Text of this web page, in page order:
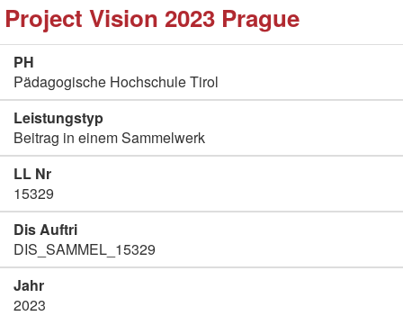
Project Vision 2023 Prague
PH
Pädagogische Hochschule Tirol
Leistungstyp
Beitrag in einem Sammelwerk
LL Nr
15329
Dis Auftri
DIS_SAMMEL_15329
Jahr
2023